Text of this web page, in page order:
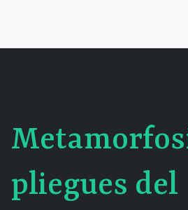
contenido
Centro
pliegues del